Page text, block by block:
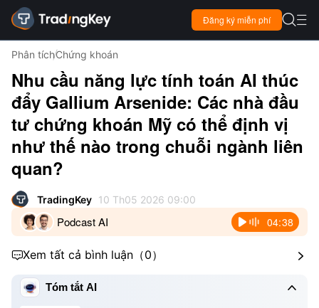
Đăng ký miễn phí  
Phân tíchChứng khoán
Nhu cầu năng lực tính toán AI thúc
đẩy Gallium Arsenide: Các nhà đầu
tư chứng khoán Mỹ có thể định vị
như thế nào trong chuỗi ngành liên
quan?
TradingKey 10 Th05 2026 09:00
Podcast AI 04:38
Xem tất cả bình luận （0） 
Tóm tắt AI 